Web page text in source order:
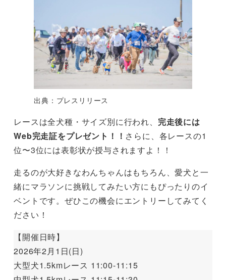
出典：プレスリリース
レースは全犬種・サイズ別に行われ、 完走後には
Web完走証をプレゼント！！ さらに、各レースの1
位〜3位には表彰状が授与されますよ！！
走るのが大好きなわんちゃんはもちろん、愛犬と一
緒にマラソンに挑戦してみたい方にもぴったりのイ
ベントです。ぜひこの機会にエントリーしてみてく
ださい！
【開催日時】
2026年2月1日(日)
大型犬1.5kmレース 11:00-11:15